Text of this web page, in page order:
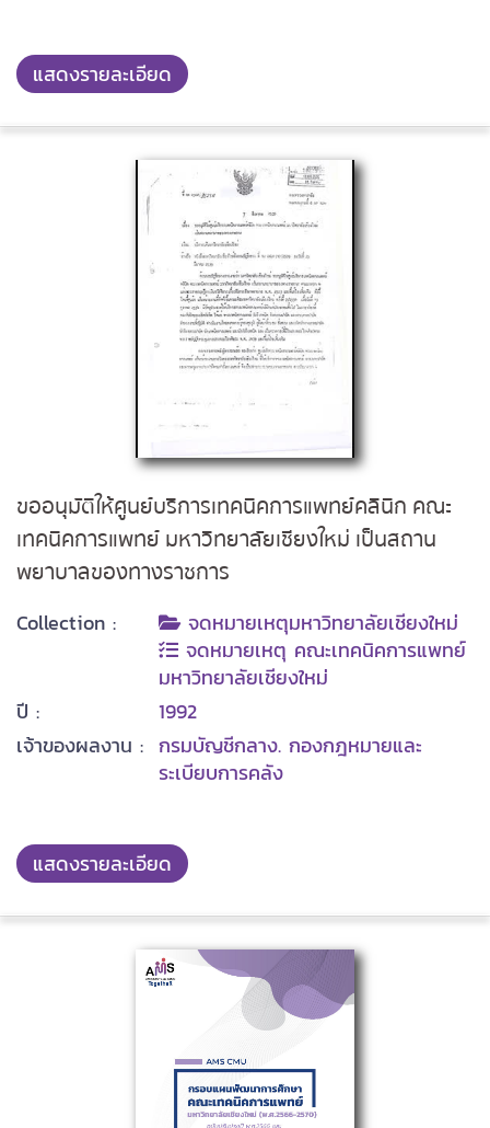
แสดงรายละเอียด
ขออนุมัติให้ศูนย์บริการเทคนิคการแพทย์คลินิก คณะ
เทคนิคการแพทย์ มหาวิทยาลัยเชียงใหม่ เป็นสถาน
พยาบาลของทางราชการ
Collection :
จดหมายเหตุมหาวิทยาลัยเชียงใหม่
จดหมายเหตุ คณะเทคนิคการแพทย์
มหาวิทยาลัยเชียงใหม่
ปี :
1992
เจ้าของผลงาน : กรมบัญชีกลาง. กองกฎหมายและ
ระเบียบการคลัง
แสดงรายละเอียด